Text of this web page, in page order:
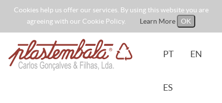
Cookies help us offer our services. By using this website you are
agreeing with our Cookie Policy.
Learn More OK
PT EN
ES